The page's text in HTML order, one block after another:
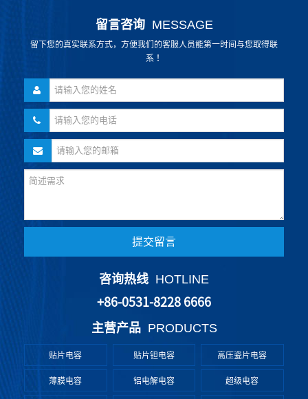
留言咨询 MESSAGE
留下您的真实联系方式，方便我们的客服人员能第一时间与您取得联
系！
提交留言
咨询热线 HOTLINE
+86-0531-8228 6666
主营产品 PRODUCTS
贴片电容 贴片钽电容 高压瓷片电容
薄膜电容 铝电解电容 超级电容